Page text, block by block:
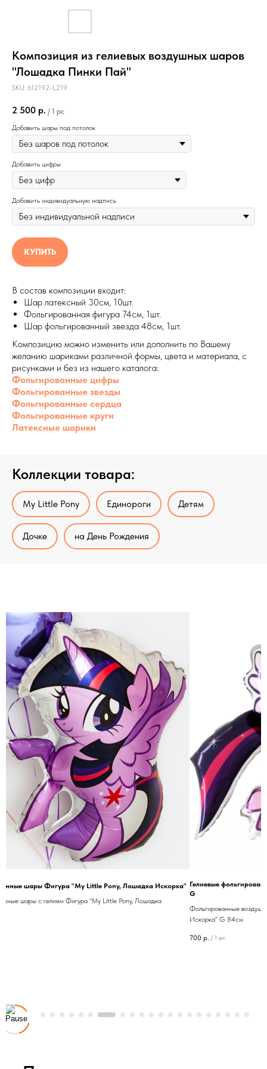
Композиция из гелиевых воздушных шаров
"Лошадка Пинки Пай"
SKU: 612192-L219
2 500 р. / 1 pc
Добавить шары под потолок
Добавить цифры
Добавить индивидуальную надпись
КУПИТЬ
В состав композиции входит:
Шар латексный 30см, 10шт.
Фольгированная фигура 74см, 1шт.
Шар фольгированный звезда 48см, 1шт.
Композицию можно изменить или дополнить по Вашему
желанию шариками различной формы, цвета и материала, с
рисунками и без из нашего каталога:
Фольгированные цифры
Фольгированные звезды
Фольгированные сердца
Фольгированные круги
Латексные шарики
Коллекции товара:
My Little Pony Единороги Детям
Дочке на День Рождения
шары Фигура "My Little Pony, Лошадка Искорка"
шары с гелием Фигура "My Little Pony, Лошадка
Гелиевые
G
Фольгированные
Искорка" G 84см
700 р. / 1 pc